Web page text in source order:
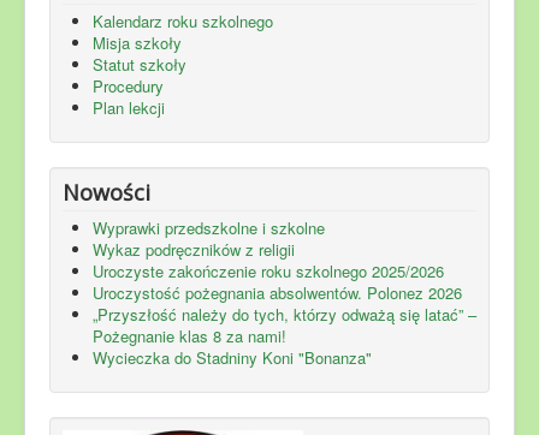
Kalendarz roku szkolnego
Misja szkoły
Statut szkoły
Procedury
Plan lekcji
Nowości
Wyprawki przedszkolne i szkolne
Wykaz podręczników z religii
Uroczyste zakończenie roku szkolnego 2025/2026
Uroczystość pożegnania absolwentów. Polonez 2026
„Przyszłość należy do tych, którzy odważą się latać” –
Pożegnanie klas 8 za nami!
Wycieczka do Stadniny Koni "Bonanza"